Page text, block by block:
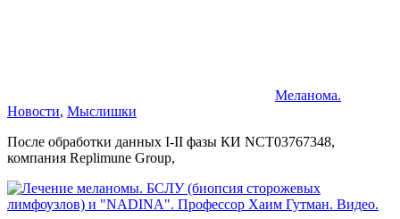
Меланома.
Новости, Мыслишки
После обработки данных I-II фазы КИ NCT03767348,
компания Replimune Group,